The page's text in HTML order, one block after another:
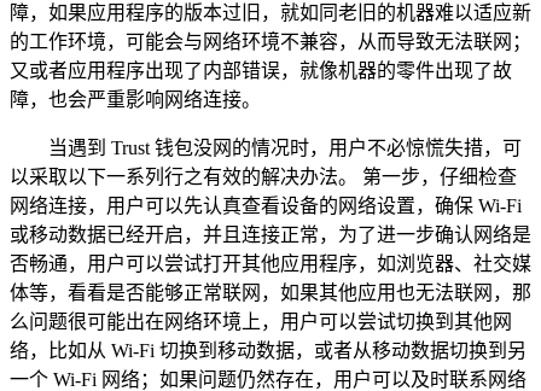
障，如果应用程序的版本过旧，就如同老旧的机器难以适应新
的工作环境，可能会与网络环境不兼容，从而导致无法联网；
又或者应用程序出现了内部错误，就像机器的零件出现了故
障，也会严重影响网络连接。
当遇到 Trust 钱包没网的情况时，用户不必惊慌失措，可
以采取以下一系列行之有效的解决办法。 第一步，仔细检查
网络连接，用户可以先认真查看设备的网络设置，确保 Wi-Fi
或移动数据已经开启，并且连接正常，为了进一步确认网络是
否畅通，用户可以尝试打开其他应用程序，如浏览器、社交媒
体等，看看是否能够正常联网，如果其他应用也无法联网，那
么问题很可能出在网络环境上，用户可以尝试切换到其他网
络，比如从 Wi-Fi 切换到移动数据，或者从移动数据切换到另
一个 Wi-Fi 网络；如果问题仍然存在，用户可以及时联系网络